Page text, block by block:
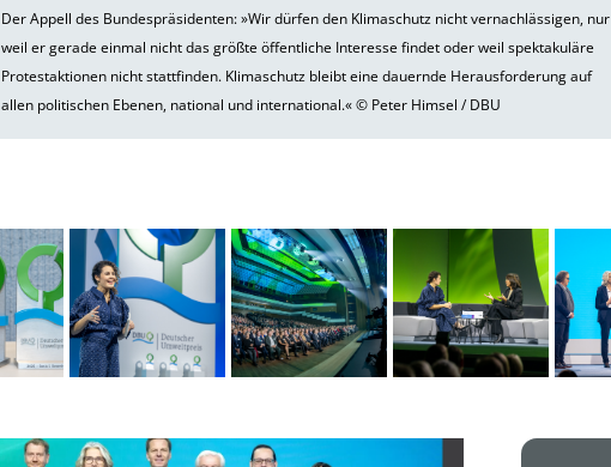
Der Appell des Bundespräsidenten: »Wir dürfen den Klimaschutz nicht vernachlässigen, nur
weil er gerade einmal nicht das größte öffentliche Interesse findet oder weil spektakuläre
Protestaktionen nicht stattfinden. Klimaschutz bleibt eine dauernde Herausforderung auf
allen politischen Ebenen, national und international.« © Peter Himsel / DBU